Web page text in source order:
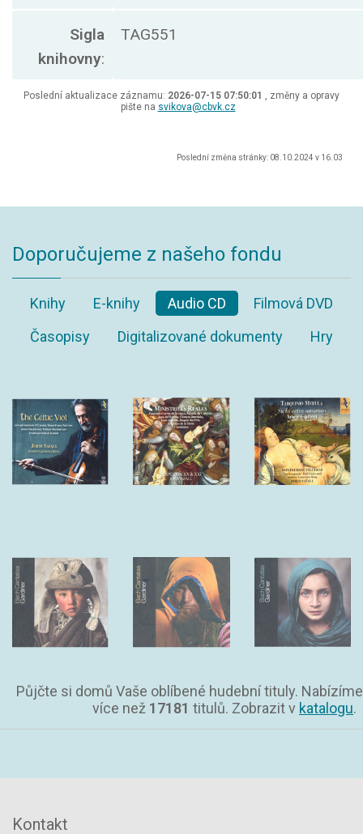
Sigla
knihovny:
TAG551
Poslední aktualizace záznamu: 2026-07-15 07:50:01 , změny a opravy
pište na svikova@cbvk.cz
Poslední změna stránky: 08.10.2024 v 16.03
Doporučujeme z našeho fondu
Knihy E-knihy Audio CD
Filmová DVD
Časopisy
Digitalizované dokumenty Hry
Půjčte si domů Vaše oblíbené hudební tituly. Nabízíme
více než 17181 titulů. Zobrazit v katalogu.
Kontakt